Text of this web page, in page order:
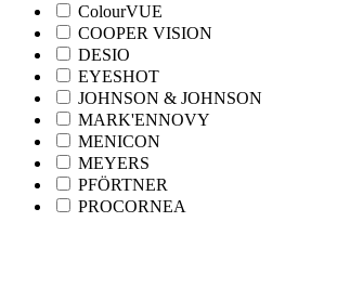
ColourVUE
COOPER VISION
DESIO
EYESHOT
JOHNSON & JOHNSON
MARK'ENNOVY
MENICON
MEYERS
PFÖRTNER
PROCORNEA